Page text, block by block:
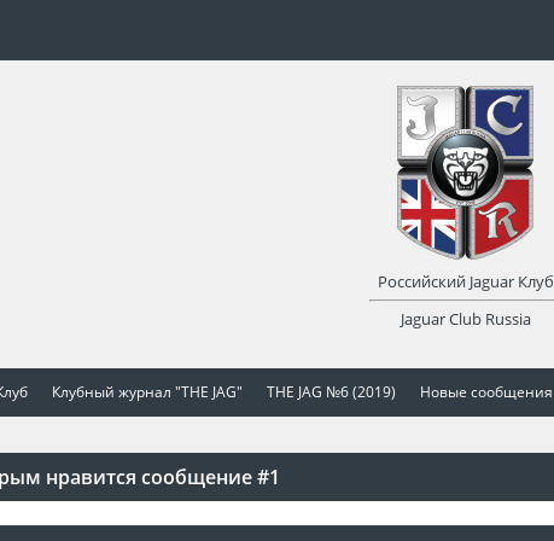
Клубный журнал "THE JAG" THE JAG №6 (2019) Новые сообщения
нравится сообщение #1
Российский Jaguar Клуб
Jaguar Club Russia